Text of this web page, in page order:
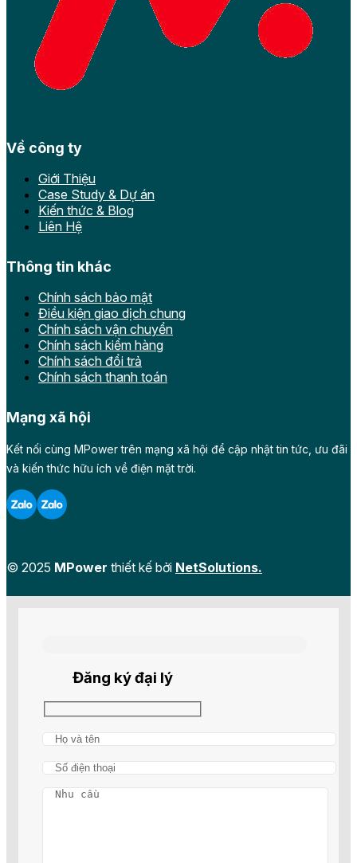
Về công ty
Giới Thiệu
Case Study & Dự án
Kiến thức & Blog
Liên Hệ
Thông tin khác
Chính sách bảo mật
Điều kiện giao dịch chung
Chính sách vận chuyển
Chính sách kiểm hàng
Chính sách đổi trả
Chính sách thanh toán
Mạng xã hội
Kết nối cùng MPower trên mạng xã hội để cập nhật tin tức, ưu đãi
và kiến thức hữu ích về điện mặt trời.
© 2025 MPower thiết kế bởi NetSolutions.
Đăng ký đại lý